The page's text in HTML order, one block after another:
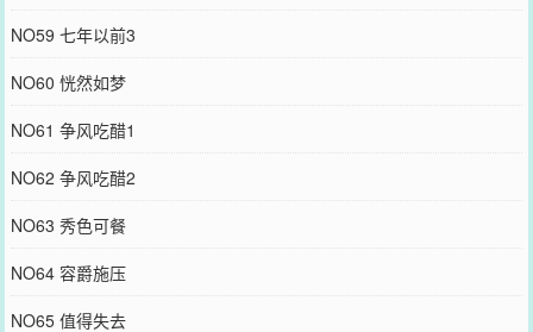
NO59 七年以前3
NO60 恍然如梦
NO61 争风吃醋1
NO62 争风吃醋2
NO63 秀色可餐
NO64 容爵施压
NO65 值得失去